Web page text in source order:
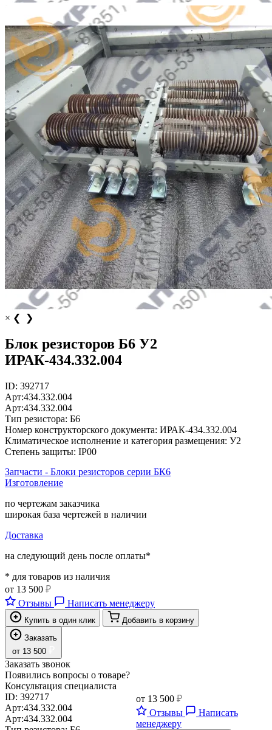
× ❮ ❯
Блок резисторов Б6 У2
ИРАК-434.332.004
ID: 392717
Арт:434.332.004
Арт:434.332.004
Тип резистора: Б6
Номер конструкторского документа: ИРАК-434.332.004
Климатическое исполнение и категория размещения: У2
Степень защиты: IP00
Запчасти - Блоки резисторов серии БК6
Изготовление
по чертежам заказчика
широкая база чертежей в наличии
Доставка
на следующий день после оплаты*
* для товаров из наличия
от 13 500 ₽
Отзывы
Написать менеджеру
Купить в один клик
Добавить в корзину
Заказать
от 13 500
Заказать звонок
Появились вопросы о товаре?
Консультация специалиста
ID: 392717
Арт:434.332.004
Арт:434.332.004
от 13 500 ₽
Отзывы
Написать
менеджеру